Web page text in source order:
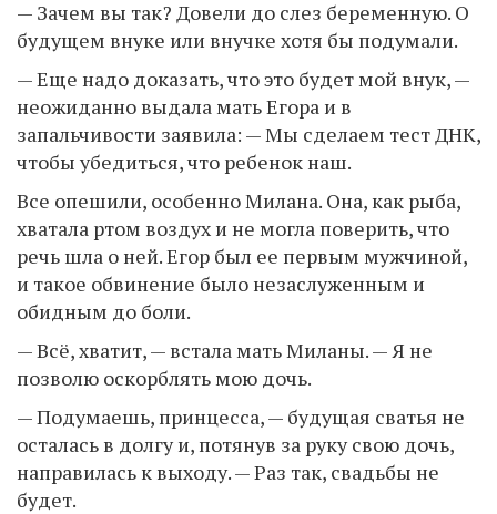
— Зачем вы так? Довели до слез беременную. О
будущем внуке или внучке хотя бы подумали.
— Еще надо доказать, что это будет мой внук, —
неожиданно выдала мать Егора и в
запальчивости заявила: — Мы сделаем тест ДНК,
чтобы убедиться, что ребенок наш.
Все опешили, особенно Милана. Она, как рыба,
хватала ртом воздух и не могла поверить, что
речь шла о ней. Егор был ее первым мужчиной,
и такое обвинение было незаслуженным и
обидным до боли.
— Всё, хватит, — встала мать Миланы. — Я не
позволю оскорблять мою дочь.
— Подумаешь, принцесса, — будущая сватья не
осталась в долгу и, потянув за руку свою дочь,
направилась к выходу. — Раз так, свадьбы не
будет.